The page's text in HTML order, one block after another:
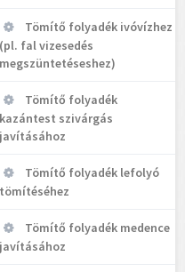
Tömítő folyadék ivóvízhez
(pl. fal vizesedés
megszüntetéseshez)
Tömítő folyadék
kazántest szivárgás
javításához
Tömítő folyadék lefolyó
tömítéséhez
Tömítő folyadék medence
javításához